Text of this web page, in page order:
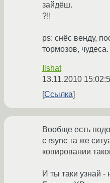
зайдёш.
?!!
ps: снёс венду,
тормозов, чудеса.
Ilshat
13.11.2010
Ссылка
Вообще есть
с rsync та же
копировании
И ты таки узнай -